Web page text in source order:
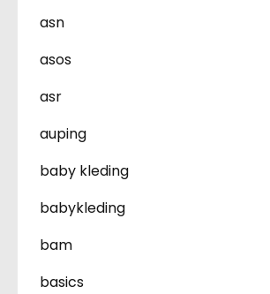
asn
asos
asr
auping
baby kleding
babykleding
bam
basics